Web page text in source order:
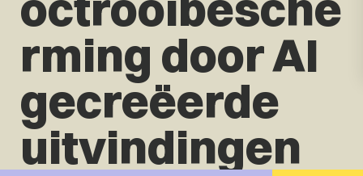
rming door AI
gecreëerde
uitvindingen